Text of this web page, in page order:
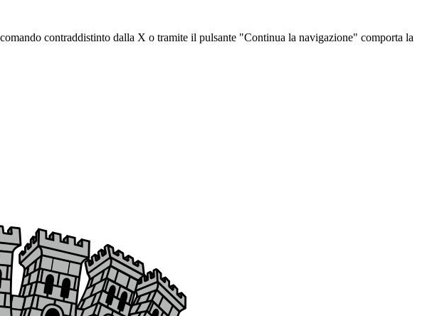
contraddistinto dalla X o tramite il pulsante "Continua la navigazione" comporta la